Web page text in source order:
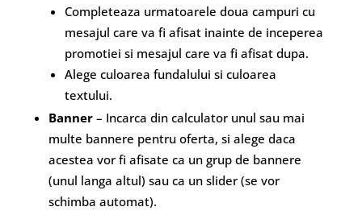
Completeaza urmatoarele doua campuri cu
mesajul care va fi afisat inainte de inceperea
promotiei si mesajul care va fi afisat dupa.
Alege culoarea fundalului si culoarea
textului.
Banner– Incarca din calculator unul sau mai
multe bannere pentru oferta, si alege daca
acestea vor fi afisate ca un grup de bannere
(unul langa altul) sau ca un slider (se vor
schimba automat).